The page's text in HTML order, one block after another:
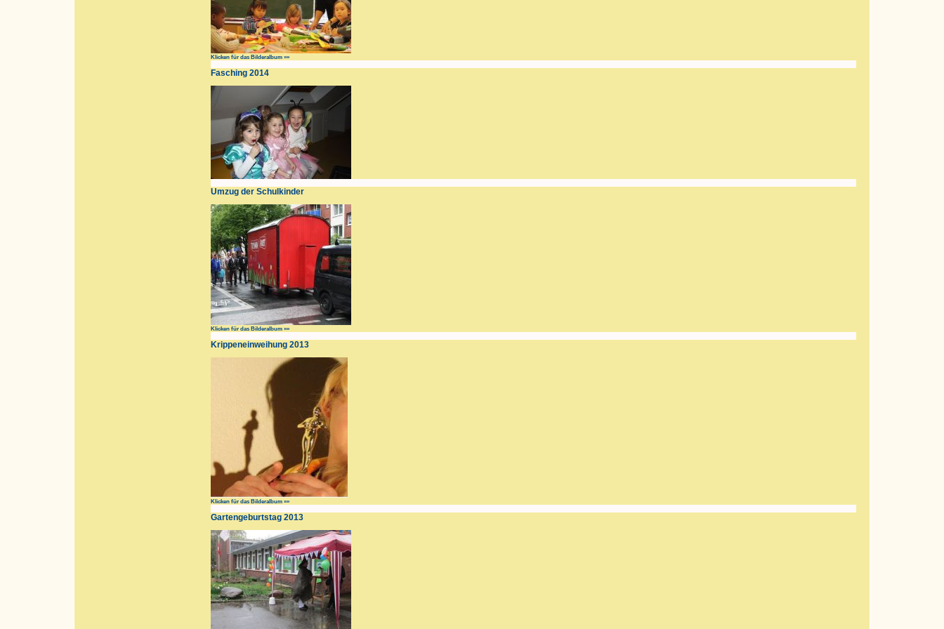
Klicken für das Bilderalbum »»
Fasching 2014
Umzug der Schulkinder
Klicken für das Bilderalbum »»
Krippeneinweihung 2013
Klicken für das Bilderalbum »»
Gartengeburtstag 2013